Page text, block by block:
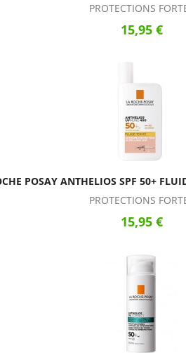
PROTECTIONS
15,95 €
POSAY ANTHELIOS SPF 50+
PROTECTIONS
15,95 €